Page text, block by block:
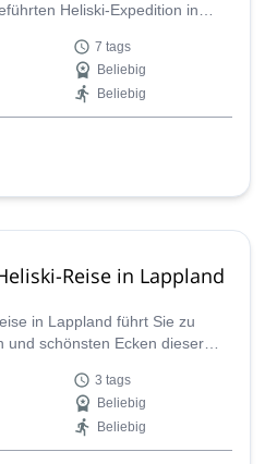
Heliski-Expedition in
7 tags
Beliebig
Beliebig
Reise in Lappland
in Lappland führt Sie zu
und schönsten Ecken dieser
3 tags
Beliebig
Beliebig